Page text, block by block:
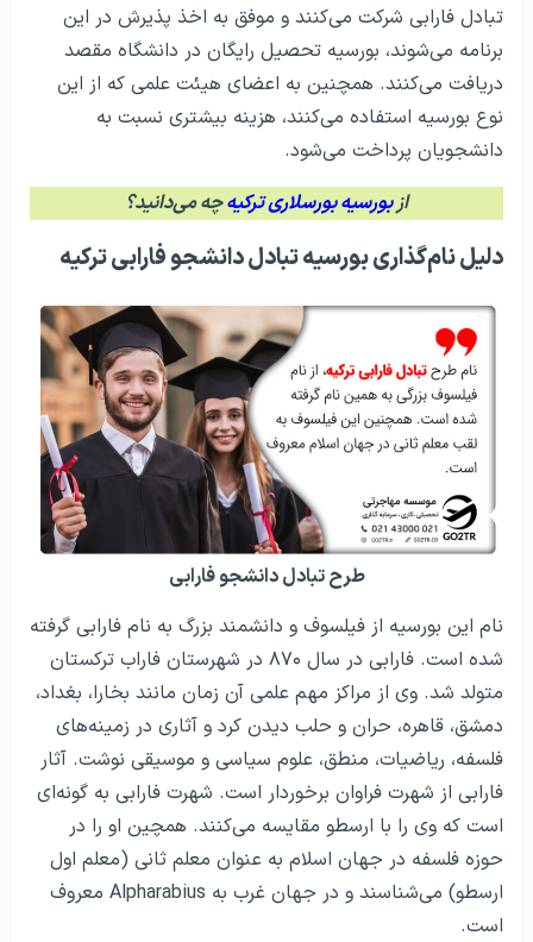
تبادل فارابی شرکت می‌کنند و موفق به اخذ پذیرش در این
برنامه می‌شوند، بورسیه تحصیل رایگان در دانشگاه مقصد
دریافت می‌کنند. همچنین به اعضای هیئت علمی که از این
نوع بورسیه استفاده می‌کنند، هزینه بیشتری نسبت به
دانشجویان پرداخت می‌شود.
ازبورسیه بورسلاری ترکیهچه می‌دانید؟
دلیل نام‌گذاری بورسیه تبادل دانشجو فارابی ترکیه
طرح تبادل دانشجو فارابی
نام این بورسیه از فیلسوف و دانشمند بزرگ به نام فارابی گرفته
شده است. فارابی در سال ۸۷۰ در شهرستان فاراب ترکستان
متولد شد. وی از مراکز مهم علمی آن زمان مانند بخارا، بغداد،
دمشق، قاهره، حران و حلب دیدن کرد و آثاری در زمینه‌های
فلسفه، ریاضیات، منطق، علوم سیاسی و موسیقی نوشت. آثار
فارابی از شهرت فراوان برخوردار است. شهرت فارابی به گونه‌ای
است که وی را با ارسطو مقایسه می‌کنند. همچین او را در
حوزه فلسفه در جهان اسلام به عنوان معلم ثانی (معلم اول
ارسطو) می‌شناسند و در جهان غرب به Alpharabius معروف
است.